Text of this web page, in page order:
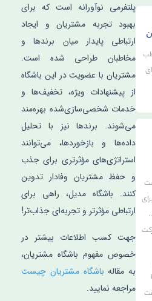
پلتفرمی نوآورانه است که برای
بهبود تجربه مشتریان و ایجاد
ارتباطی پایدار میان برندها و
مخاطبان طراحی شده است.
مشتریان با عضویت در این باشگاه
از پیشنهادات ویژه، تخفیف‌ها و
خدمات شخصی‌سازی‌شده بهره‌مند
می‌شوند. برندها نیز با تحلیل
داده‌ها و بازخوردها، می‌توانند
استراتژی‌های مؤثرتری برای جذب
و حفظ مشتریان وفادار تدوین
کنند. باشگاه مدیل، راهی برای
ارتباطی مؤثرتر و تجربه‌ای جذاب‌تر!
جهت کسب اطلاعات بیشتر در
خصوص مفهوم باشگاه مشتریان،
به مقاله باشگاه مشتریان چیست
مراجعه نمایید.